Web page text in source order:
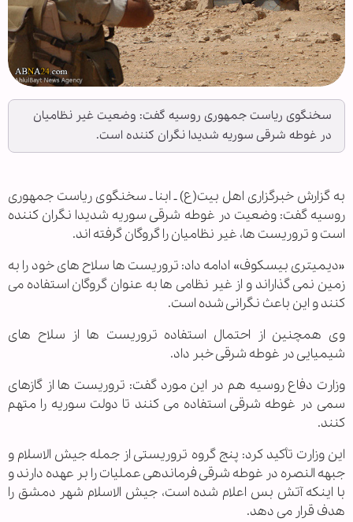
سخنگوی ریاست جمهوری روسیه گفت: وضعیت غیر نظامیان
در غوطه شرقی سوریه شدیدا نگران کننده است.
به گزارش خبرگزاری اهل بیت(ع) ـ ابنا ـ سخنگوی ریاست جمهوری
روسیه گفت: وضعیت در غوطه شرقی سوریه شدیدا نگران کننده
است و تروریست ها، غیر نظامیان را گروگان گرفته اند.
«دیمیتری بیسکوف» ادامه داد: تروریست ها سلاح های خود را به
زمین نمی گذاراند و از غیر نظامی ها به عنوان گروگان استفاده می
کنند و این باعث نگرانی شده است.
وی همچنین از احتمال استفاده تروریست ها از سلاح های
شیمیایی در غوطه شرقی خبر داد.
وزارت دفاع روسیه هم در این مورد گفت: تروریست ها از گازهای
سمی در غوطه شرقی استفاده می کنند تا دولت سوریه را متهم
کنند.
این وزارت تأکید کرد: پنج گروه تروریستی از جمله جیش الاسلام و
جبهه النصره در غوطه شرقی فرماندهی عملیات را بر عهده دارند و
با اینکه آتش بس اعلام شده است، جیش الاسلام شهر دمشق را
هدف قرار می دهد.